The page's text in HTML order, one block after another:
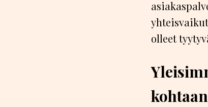
olleet
kohtaan